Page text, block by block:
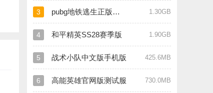
3 pubg地铁逃生正版手游 1.30GB
4 和平精英SS28赛季版 1.90GB
5 战术小队中文版手机版 425.6MB
6 高能英雄官网版测试服 730.0MB